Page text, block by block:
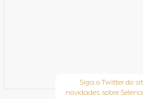
Siga o Twitter do
novidades sobre Selena